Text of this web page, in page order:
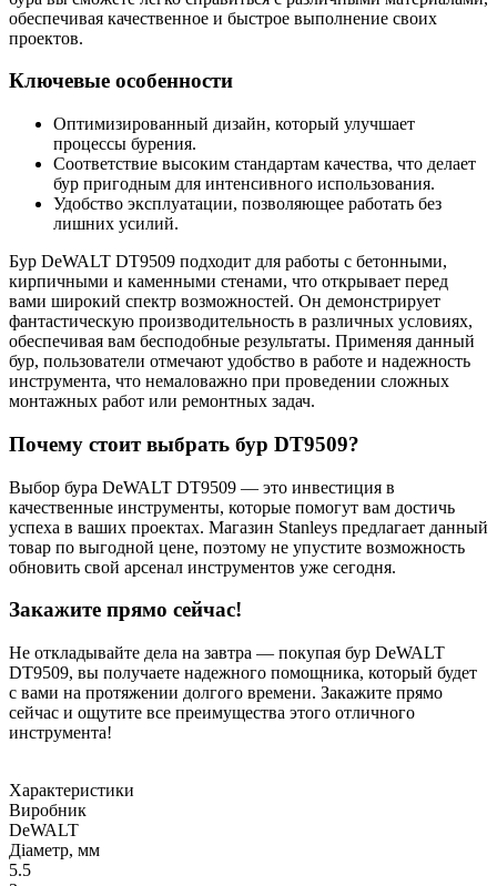
обеспечивая качественное и быстрое выполнение своих
проектов.
Ключевые особенности
Оптимизированный дизайн, который улучшает
процессы бурения.
Соответствие высоким стандартам качества, что делает
бур пригодным для интенсивного использования.
Удобство эксплуатации, позволяющее работать без
лишних усилий.
Бур DeWALT DT9509 подходит для работы с бетонными,
кирпичными и каменными стенами, что открывает перед
вами широкий спектр возможностей. Он демонстрирует
фантастическую производительность в различных условиях,
обеспечивая вам бесподобные результаты. Применяя данный
бур, пользователи отмечают удобство в работе и надежность
инструмента, что немаловажно при проведении сложных
монтажных работ или ремонтных задач.
Почему стоит выбрать бур DT9509?
Выбор бура DeWALT DT9509 — это инвестиция в
качественные инструменты, которые помогут вам достичь
успеха в ваших проектах. Магазин Stanleys предлагает данный
товар по выгодной цене, поэтому не упустите возможность
обновить свой арсенал инструментов уже сегодня.
Закажите прямо сейчас!
Не откладывайте дела на завтра — покупая бур DeWALT
DT9509, вы получаете надежного помощника, который будет
с вами на протяжении долгого времени. Закажите прямо
сейчас и ощутите все преимущества этого отличного
инструмента!
Характеристики
Виробник
DeWALT
Діаметр, мм
5.5